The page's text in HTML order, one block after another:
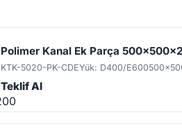
Polimer Kanal Ek Parça
KTK-5020-PK-CDEYük: D400/E600
Teklif Al